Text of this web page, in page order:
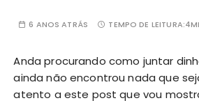
6 ANOS ATRÁS TEMPO DE LEITURA:
Anda procurando como juntar
ainda não encontrou nada que
atento a este post que vou